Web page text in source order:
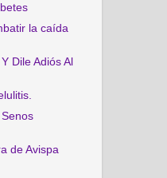
la caída
Dile Adiós Al
de Avispa